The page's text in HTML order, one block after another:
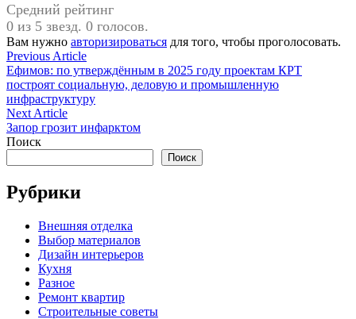
Средний рейтинг
0 из 5 звезд. 0 голосов.
Вам нужно авторизироваться для того, чтобы проголосовать.
Навигация
по
записям
Previous ArticlePrevious
article:
Ефимов: по утверждённым в 2025 году проектам КРТ
построят социальную, деловую и промышленную
инфраструктуру
Next ArticleNext
article:
Запор грозит инфарктом
Поиск
Поиск
Рубрики
Внешняя отделка
Выбор материалов
Дизайн интерьеров
Кухня
Разное
Ремонт квартир
Строительные советы